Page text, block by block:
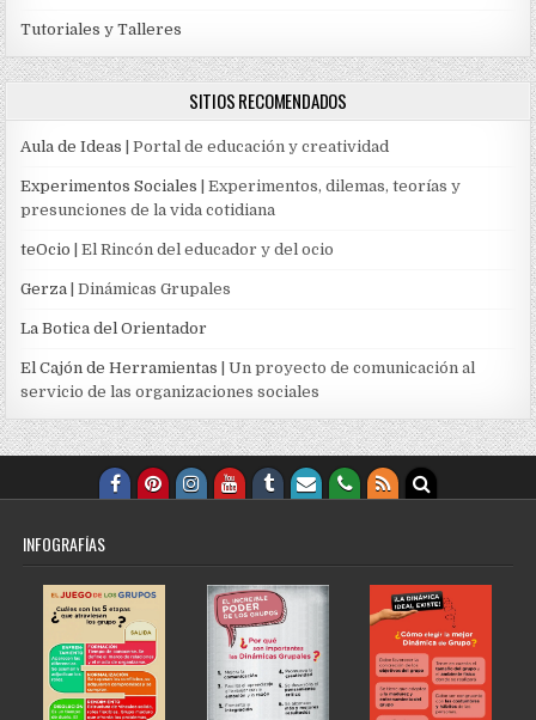
Tutoriales y Talleres
SITIOS RECOMENDADOS
Aula de Ideas | Portal de educación y creatividad
Experimentos Sociales | Experimentos, dilemas, teorías y
presunciones de la vida cotidiana
teOcio | El Rincón del educador y del ocio
Gerza | Dinámicas Grupales
La Botica del Orientador
El Cajón de Herramientas | Un proyecto de comunicación al
servicio de las organizaciones sociales
INFOGRAFÍAS